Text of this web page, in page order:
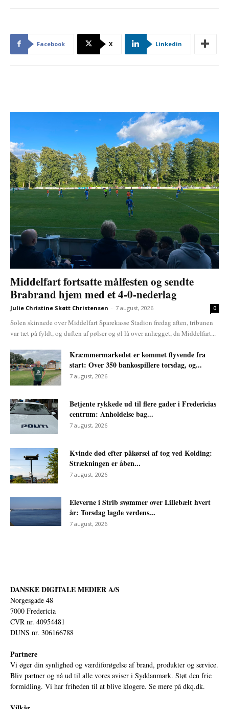
Facebook X Linkedin
Middelfart fortsatte målfesten og sendte
Brabrand hjem med et 4-0-nederlag
Julie Christine Skøtt Christensen - 7 august, 2026 0
Solen skinnede over Middelfart Sparekasse Stadion fredag aften, tribunen
var tæt på fyldt, og duften af pølser og øl lå over anlægget, da Middelfart...
Kræmmermarkedet er kommet flyvende fra
start: Over 350 bankospillere torsdag, og...
7 august, 2026
Betjente rykkede ud til flere gader i Fredericias
centrum: Anholdelse bag...
7 august, 2026
Kvinde død efter påkørsel af tog ved Kolding:
Strækningen er åben...
7 august, 2026
Eleverne i Strib svømmer over Lillebælt hvert
år: Torsdag lagde verdens...
7 august, 2026
DANSKE DIGITALE MEDIER A/S
Norgesgade 48
7000 Fredericia
CVR nr. 40954481
DUNS nr. 306166788
Partnere
Vi øger din synlighed og værdiforøgelse af brand, produkter og service.
Bliv partner og nå ud til alle vores aviser i Syddanmark. Støt den frie
formidling. Vi har friheden til at blive klogere. Se mere på dkq.dk.